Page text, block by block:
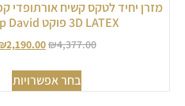
מזרן יחיד לטקס קשיח אורתופדי
3D LATEX פוקט Camp David
₪4,377.00
2,190.00
בחר אפשרויות